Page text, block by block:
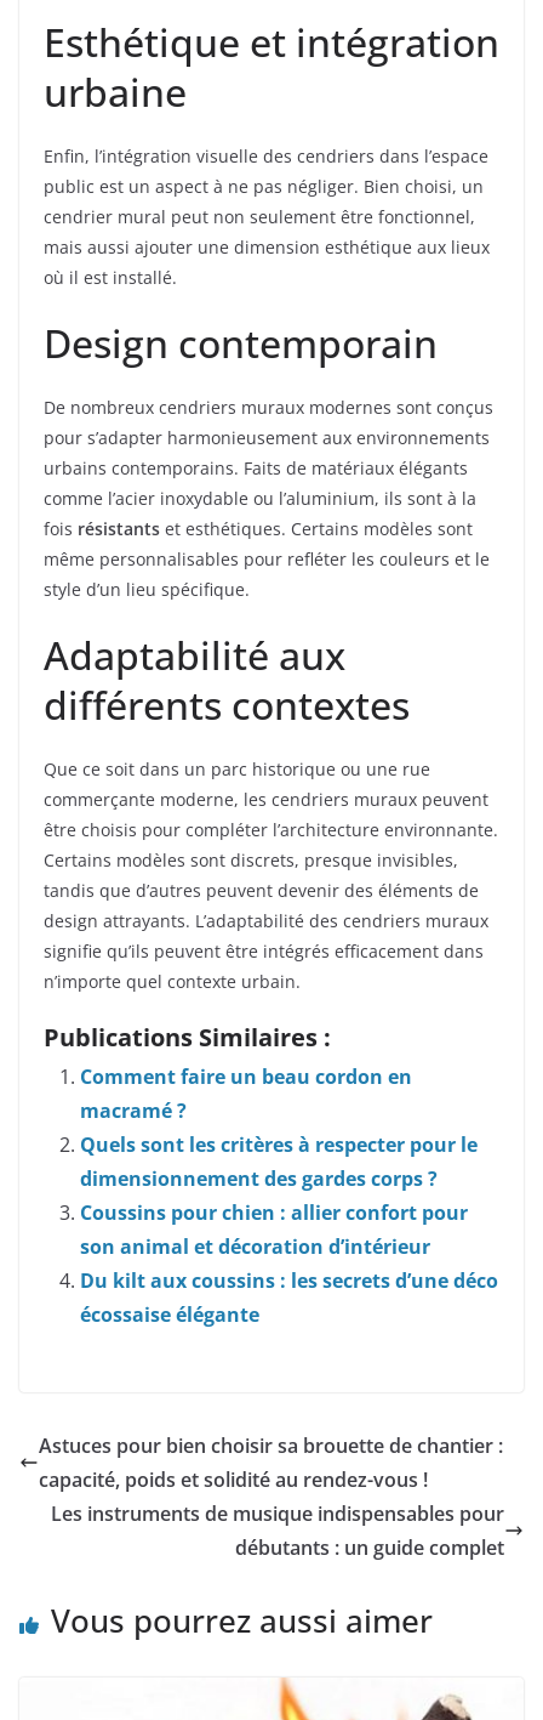
Esthétique et intégration
urbaine
Enfin, l’intégration visuelle des cendriers dans l’espace
public est un aspect à ne pas négliger. Bien choisi, un
cendrier mural peut non seulement être fonctionnel,
mais aussi ajouter une dimension esthétique aux lieux
où il est installé.
Design contemporain
De nombreux cendriers muraux modernes sont conçus
pour s’adapter harmonieusement aux environnements
urbains contemporains. Faits de matériaux élégants
comme l’acier inoxydable ou l’aluminium, ils sont à la
fois résistants et esthétiques. Certains modèles sont
même personnalisables pour refléter les couleurs et le
style d’un lieu spécifique.
Adaptabilité aux
différents contextes
Que ce soit dans un parc historique ou une rue
commerçante moderne, les cendriers muraux peuvent
être choisis pour compléter l’architecture environnante.
Certains modèles sont discrets, presque invisibles,
tandis que d’autres peuvent devenir des éléments de
design attrayants. L’adaptabilité des cendriers muraux
signifie qu’ils peuvent être intégrés efficacement dans
n’importe quel contexte urbain.
Publications Similaires :
Comment faire un beau cordon en
macramé ?
Quels sont les critères à respecter pour le
dimensionnement des gardes corps ?
Coussins pour chien : allier confort pour
son animal et décoration d’intérieur
Du kilt aux coussins : les secrets d’une déco
écossaise élégante
Astuces pour bien choisir sa brouette de chantier :
capacité, poids et solidité au rendez-vous !
Les instruments de musique indispensables pour
débutants : un guide complet
Vous pourrez aussi aimer